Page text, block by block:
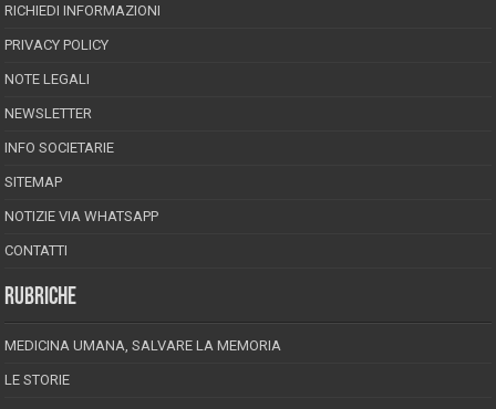
RICHIEDI INFORMAZIONI
PRIVACY POLICY
NOTE LEGALI
NEWSLETTER
INFO SOCIETARIE
SITEMAP
NOTIZIE VIA WHATSAPP
CONTATTI
RUBRICHE
MEDICINA UMANA, SALVARE LA MEMORIA
LE STORIE